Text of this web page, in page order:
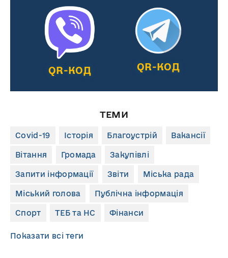
QR-КОД QR-КОД
ТЕМИ
Covid-19 Історія Благоустрій Вакансії
Вітання Громада Закупівлі
Запити інформації Звіти Міська рада
Міський голова Публічна інформація
Спорт ТЕБ та НС Фінанси
Показати всі теги